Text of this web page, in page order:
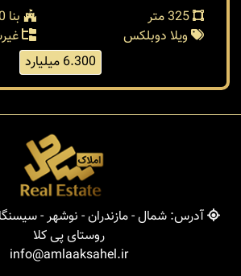
بنا 270 متر
ویلا دوبلکس
6.300 میلیارد
آدرس: شمال - مازندران - نوشهر -
روستای پی کلا
info@amlaaksahel.ir